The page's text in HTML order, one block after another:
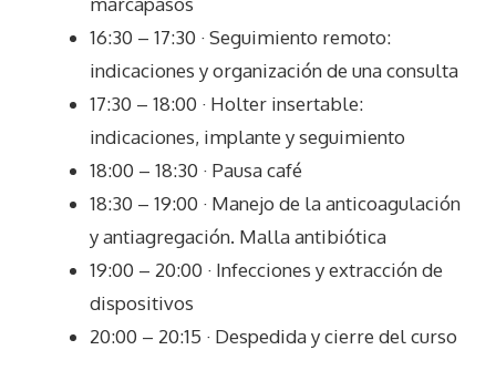
16:30 – 17:30 · Seguimiento remoto:
indicaciones y organización de una consulta
17:30 – 18:00 · Holter insertable:
indicaciones, implante y seguimiento
18:00 – 18:30 · Pausa café
18:30 – 19:00 · Manejo de la anticoagulación
y antiagregación. Malla antibiótica
19:00 – 20:00 · Infecciones y extracción de
dispositivos
20:00 – 20:15 · Despedida y cierre del curso